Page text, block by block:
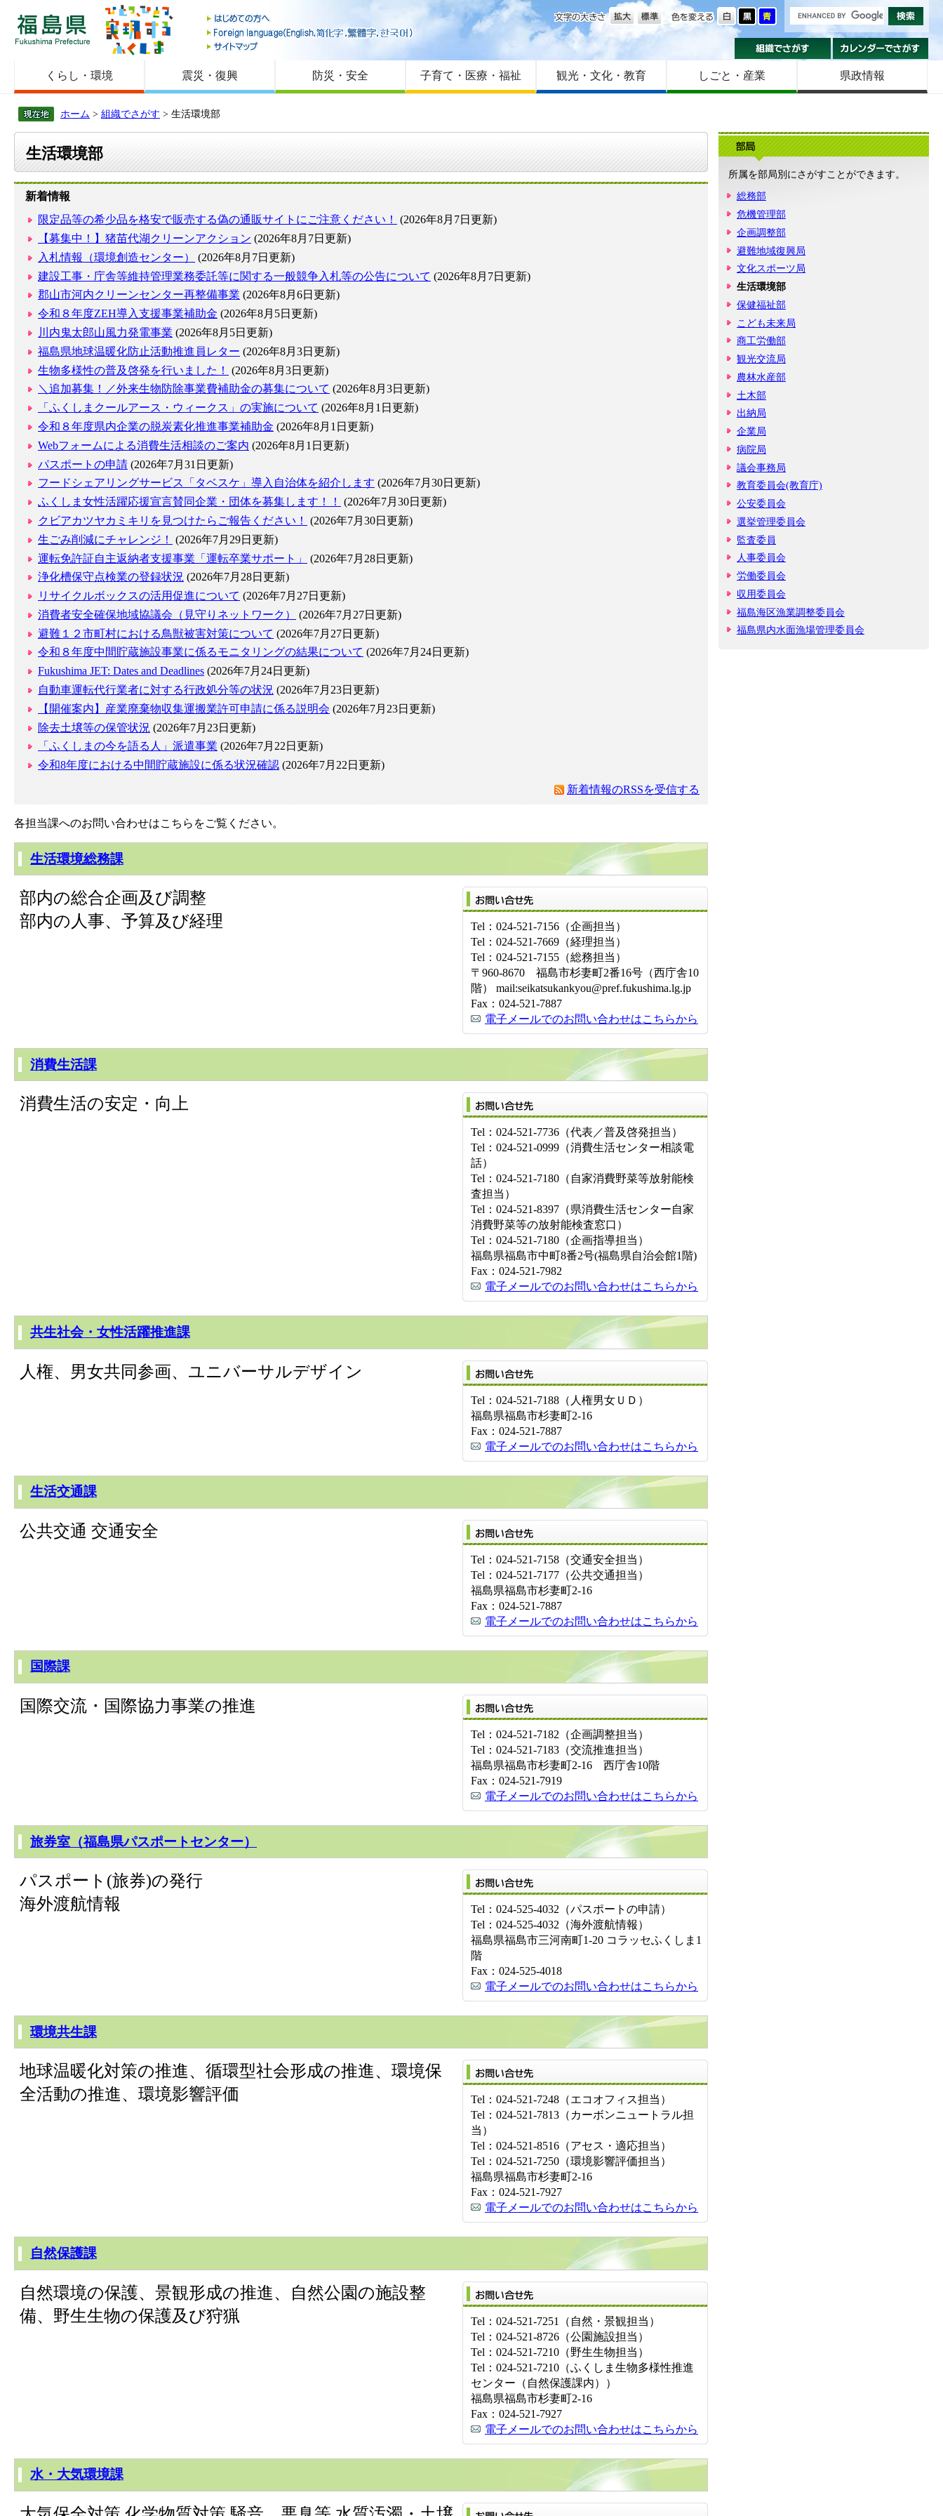
福島県
はじめての方へ
Foreign language
サイトマップ
色を変える
文字の大きさ
組織でさがす
くらし・環境 震災・復興 防災・安全 子育て・医療・福祉 観光・文化・教育 しごと・産業 県政情報
ホーム > 組織でさがす > 生活環境部
生活環境部
新着情報
限定品等の希少品を格安で販売する偽の通販サイトにご注意ください！
(2026年8月7日更新)
【募集中！】猪苗代湖クリーンアクション (2026年8月7日更新)
入札情報（環境創造センター）
(2026年8月7日更新)
建設工事・庁舎等維持管理業務委託等に関する一般競争入札等の公告について (2026年8月7日更新)
郡山市河内クリーンセンター再整備事業 (2026年8月6日更新)
令和８年度ZEH導入支援事業補助金 (2026年8月5日更新)
川内鬼太郎山風力発電事業 (2026年8月5日更新)
福島県地球温暖化防止活動推進員レター (2026年8月3日更新)
生物多様性の普及啓発を行いました！
(2026年8月3日更新)
＼追加募集！／外来生物防除事業費補助金の募集について (2026年8月3日更新)
「ふくしまクールアース・ウィークス」の実施について (2026年8月1日更新)
令和８年度県内企業の脱炭素化推進事業補助金 (2026年8月1日更新)
Webフォームによる消費生活相談のご案内 (2026年8月1日更新)
パスポートの申請 (2026年7月31日更新)
フードシェアリングサービス「タベスケ」導入自治体を紹介します (2026年7月30日更新)
ふくしま女性活躍応援宣言賛同企業・団体を募集します！！
(2026年7月30日更新)
クビアカツヤカミキリを見つけたらご報告ください！
(2026年7月30日更新)
生ごみ削減にチャレンジ！
(2026年7月29日更新)
運転免許証自主返納者支援事業「運転卒業サポート」
(2026年7月28日更新)
浄化槽保守点検業の登録状況 (2026年7月28日更新)
リサイクルボックスの活用促進について (2026年7月27日更新)
消費者安全確保地域協議会（見守りネットワーク）
(2026年7月27日更新)
避難１２市町村における鳥獣被害対策について (2026年7月27日更新)
令和８年度中間貯蔵施設事業に係るモニタリングの結果について (2026年7月24日更新)
Fukushima JET: Dates and Deadlines (2026年7月24日更新)
自動車運転代行業者に対する行政処分等の状況 (2026年7月23日更新)
【開催案内】産業廃棄物収集運搬業許可申請に係る説明会 (2026年7月23日更新)
除去土壌等の保管状況 (2026年7月23日更新)
「ふくしまの今を語る人」派遣事業 (2026年7月22日更新)
令和8年度における中間貯蔵施設に係る状況確認 (2026年7月22日更新)
新着情報のRSSを受信する
各担当課へのお問い合わせはこちらをご覧ください。
生活環境総務課
Tel：024-521-7156（企画担当）
Tel：024-521-7669（経理担当）
Tel：024-521-7155（総務担当）
〒960-8670 福島市杉妻町2番16号（西庁舎10
階） mail:seikatsukankyou@pref.fukushima.lg.jp
Fax：024-521-7887
電子メールでのお問い合わせはこちらから
部内の総合企画及び調整
部内の人事、予算及び経理
消費生活課
Tel：024-521-7736（代表／普及啓発担当）
Tel：024-521-0999（消費生活センター相談電
話）
Tel：024-521-7180（自家消費野菜等放射能検
査担当）
Tel：024-521-8397（県消費生活センター自家
消費野菜等の放射能検査窓口）
Tel：024-521-7180（企画指導担当）
福島県福島市中町8番2号(福島県自治会館1階)
Fax：024-521-7982
電子メールでのお問い合わせはこちらから
消費生活の安定・向上
共生社会・女性活躍推進課
Tel：024-521-7188（人権男女ＵＤ）
福島県福島市杉妻町2-16
Fax：024-521-7887
電子メールでのお問い合わせはこちらから
人権、男女共同参画、ユニバーサルデザイン
生活交通課
Tel：024-521-7158（交通安全担当）
Tel：024-521-7177（公共交通担当）
福島県福島市杉妻町2-16
Fax：024-521-7887
電子メールでのお問い合わせはこちらから
公共交通 交通安全
国際課
Tel：024-521-7182（企画調整担当）
Tel：024-521-7183（交流推進担当）
福島県福島市杉妻町2-16 西庁舎10階
Fax：024-521-7919
電子メールでのお問い合わせはこちらから
国際交流・国際協力事業の推進
旅券室（福島県パスポートセンター）
Tel：024-525-4032（パスポートの申請）
Tel：024-525-4032（海外渡航情報）
福島県福島市三河南町1-20 コラッセふくしま1
階
Fax：024-525-4018
電子メールでのお問い合わせはこちらから
パスポート(旅券)の発行
海外渡航情報
環境共生課
Tel：024-521-7248（エコオフィス担当）
Tel：024-521-7813（カーボンニュートラル担
当）
Tel：024-521-8516（アセス・適応担当）
Tel：024-521-7250（環境影響評価担当）
福島県福島市杉妻町2-16
Fax：024-521-7927
電子メールでのお問い合わせはこちらから
地球温暖化対策の推進、循環型社会形成の推進、環境保
全活動の推進、環境影響評価
自然保護課
Tel：024-521-7251（自然・景観担当）
Tel：024-521-8726（公園施設担当）
Tel：024-521-7210（野生生物担当）
Tel：024-521-7210（ふくしま生物多様性推進
センター（自然保護課内））
福島県福島市杉妻町2-16
Fax：024-521-7927
電子メールでのお問い合わせはこちらから
自然環境の保護、景観形成の推進、自然公園の施設整
備、野生生物の保護及び狩猟
水・大気環境課
所属を部局別にさがすことができます。
総務部
危機管理部
企画調整部
避難地域復興局
文化スポーツ局
生活環境部
保健福祉部
こども未来局
商工労働部
観光交流局
農林水産部
土木部
出納局
企業局
病院局
議会事務局
教育委員会(教育庁)
公安委員会
選挙管理委員会
監査委員
人事委員会
労働委員会
収用委員会
福島海区漁業調整委員会
福島県内水面漁場管理委員会